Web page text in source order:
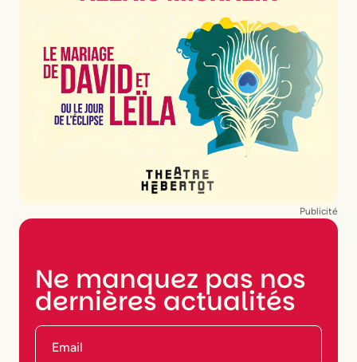
Publicité
Ne manquez pas nos
dernières actualités